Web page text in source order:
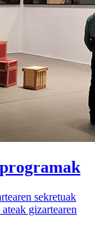
sekretuak
gizartearen